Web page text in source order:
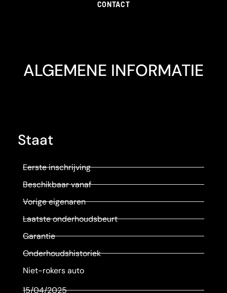
CONTACT
ALGEMENE INFORMATIE
Staat
Eerste inschrijving
Beschikbaar vanaf
Vorige eigenaren
Laatste onderhoudsbeurt
Garantie
Onderhoudshistoriek
Niet-rokers auto
15/04/2025